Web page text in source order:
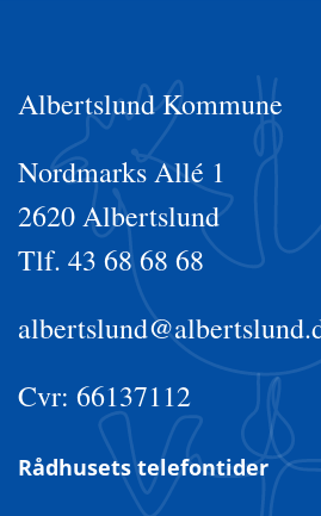
Albertslund Kommune
Nordmarks Allé 1
2620 Albertslund
Tlf. 43 68 68 68
Cvr: 66137112
Rådhusets telefontider